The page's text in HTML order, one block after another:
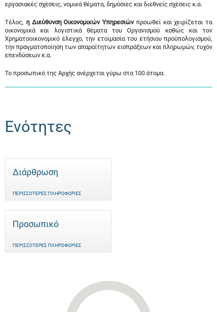
εργασιακές σχέσεις, νομικά θέματα, δημόσιες και διεθνείς σχέσεις κ.α.
Τέλος, η Διεύθυνση Οικονομικών Υπηρεσιώνπροωθεί και χειρίζεται τα
οικονομικά και λογιστικά θέματα του Οργανισμού καθώς και τον
Χρηματοοικονομικό έλεγχο, την ετοιμασία του ετήσιου προϋπολογισμού,
την πραγματοποίηση των απαραίτητων εισπράξεων και πληρωμών, τυχόν
επενδύσεων κ.α.
Το προσωπικό της Αρχής ανέρχεται γύρω στα 100 άτομα.
Ενότητες
Διάρθρωση
ΠΕΡΙΣΣΌΤΕΡΕΣ ΠΛΗΡΟΦΟΡΊΕΣ
Προσωπικό
ΠΕΡΙΣΣΌΤΕΡΕΣ ΠΛΗΡΟΦΟΡΊΕΣ